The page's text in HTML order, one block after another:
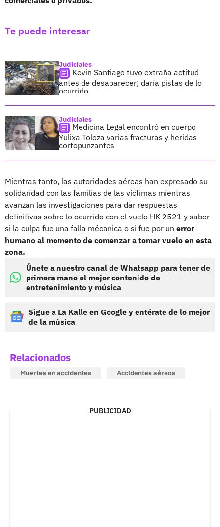
Te puede interesar
Judiciales
Kevin Santiago tuvo extraña actitud
antes de desaparecer; daría pistas de lo
ocurrido
Judiciales
Medicina Legal encontró en cuerpo
Yulixa Toloza varias fracturas y heridas
cortopunzantes
Mientras tanto, las autoridades aéreas han expresado su
solidaridad con las familias de las víctimas mientras
avanzan las investigaciones para dar respuestas
definitivas sobre lo ocurrido con el vuelo HK 2521 y saber
si la culpa fue una falla mécanica o si fue por un error
humano al momento de comenzar a tomar vuelo en esta
zona.
Únete a nuestro canal de Whatsapp para tener de
primera mano el mejor contenido de
entretenimiento y música
Sigue a La Kalle en Google y entérate de lo mejor
de la música
Relacionados
Muertes en accidentes Accidentes aéreos
PUBLICIDAD